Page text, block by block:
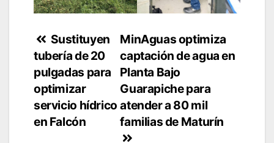
Navegación
de
entradas
MinAguas optimiza
captación de agua en
Planta Bajo
Guarapiche para
atender a 80 mil
familias de Maturín
Sustituyen
tubería de 20
pulgadas para
optimizar
servicio hídrico
en Falcón